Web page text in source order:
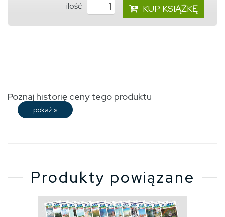
ilość KUP KSIĄŻKĘ
Poznaj historię ceny tego produktu
pokaż »
Produkty powiązane